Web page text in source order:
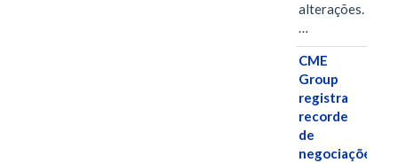
alterações.
…
CME
Group
registra
recorde
de
negociações